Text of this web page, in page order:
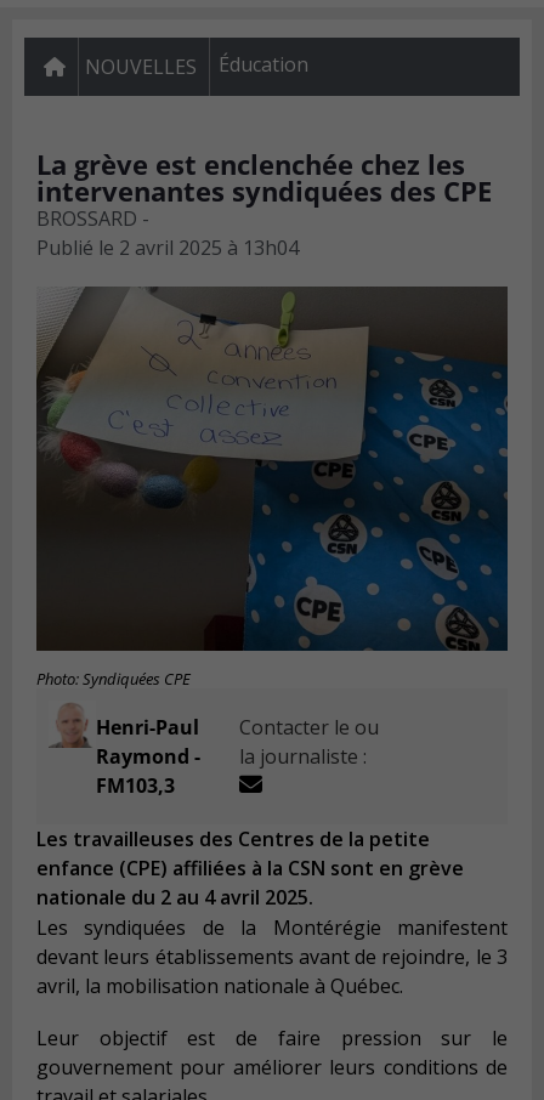
NOUVELLES Éducation
La grève est enclenchée chez les
intervenantes syndiquées des CPE
BROSSARD -
Publié le 2 avril 2025 à 13h04
Photo: Syndiquées CPE
Henri-Paul
Raymond -
FM103,3
Contacter le ou
la journaliste :
Les travailleuses des Centres de la petite
enfance (CPE) affiliées à la CSN sont en grève
nationale du 2 au 4 avril 2025.
Les syndiquées de la Montérégie manifestent
devant leurs établissements avant de rejoindre, le 3
avril, la mobilisation nationale à Québec.
Leur objectif est de faire pression sur le
gouvernement pour améliorer leurs conditions de